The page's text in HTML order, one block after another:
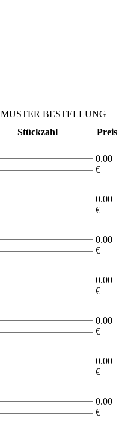
MUSTER BESTELLUNG
Stückzahl Preis
0.00
€
0.00
€
0.00
€
0.00
€
0.00
€
0.00
€
0.00
€